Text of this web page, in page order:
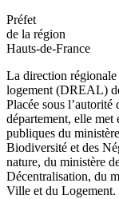
Préfet
de la région
Hauts-de-France
La direction régionale
logement (DREAL)
Placée sous
département, elle
publiques du
Biodiversité et des
nature, du ministère
Décentralisation, du
Ville et du Logement.